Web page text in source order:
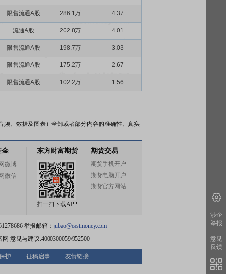
限售流通A股 286.1万 4.37
流通A股 262.8万 4.01
限售流通A股 198.7万 3.03
限售流通A股 175.2万 2.67
限售流通A股 102.2万 1.56
频、数据及图表）全部或者部分内容的准确性、真实
金
微博
微信
东方财富期货
扫一扫下载APP
期货交易
期货手机开户
期货电脑开户
期货官方网站
举报邮箱： jubao@eastmoney.com
网 意见与建议:4000300059/952500
护 征稿启事 友情链接
涉企
举报
意见
反馈